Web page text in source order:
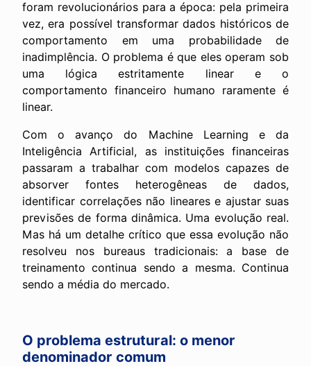
foram revolucionários para a época: pela primeira
vez, era possível transformar dados históricos de
comportamento em uma probabilidade de
inadimplência. O problema é que eles operam sob
uma lógica estritamente linear e o
comportamento financeiro humano raramente é
linear.
Com o avanço do Machine Learning e da
Inteligência Artificial, as instituições financeiras
passaram a trabalhar com modelos capazes de
absorver fontes heterogêneas de dados,
identificar correlações não lineares e ajustar suas
previsões de forma dinâmica. Uma evolução real.
Mas há um detalhe crítico que essa evolução não
resolveu nos bureaus tradicionais: a base de
treinamento continua sendo a mesma. Continua
sendo a média do mercado.
O problema estrutural: o menor
denominador comum